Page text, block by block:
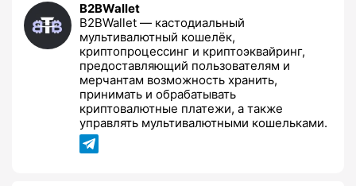
B2BWallet
B2BWallet — кастодиальный
мультивалютный кошелёк,
криптопроцессинг и криптоэквайринг,
предоставляющий пользователям и
мерчантам возможность хранить,
принимать и обрабатывать
криптовалютные платежи, а также
управлять мультивалютными кошельками.